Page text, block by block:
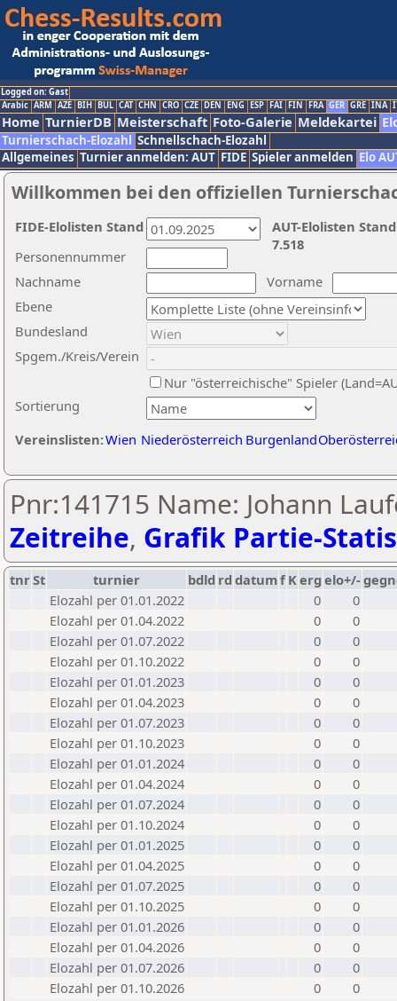
Logged on: Gast
Arabic ARM AZE BIH BUL CAT CHN CRO CZE DEN ENG ESP FAI FIN FRA GER GRE INA
Home TurnierDB Meisterschaft Foto-Galerie Meldekartei
Turnierschach-Elozahl Schnellschach-Elozahl
Allgemeines Turnier anmelden: AUT FIDE Spieler anmelden Elo
Willkommen bei den offiziellen
Nachname
Vorname
Ebene
Sortierung
Personennummer
Bundesland
Spgem./Kreis/Verein
Nur "österreichische" Spieler
Vereinslisten:Wien Niederösterreich Burgenland
AUT-Elolisten
7.518
FIDE-Elolisten Stand
Pnr:141715 Name: Johann
Zeitreihe, Grafik Partie-
tnrSt turnier bdld rd datumf Kerg elo+/-
Elozahl per 01.01.2022
0
0
Elozahl per 01.04.2022
0
0
Elozahl per 01.07.2022
0
0
Elozahl per 01.10.2022
0
0
Elozahl per 01.01.2023
0
0
Elozahl per 01.04.2023
0
0
Elozahl per 01.07.2023
0
0
Elozahl per 01.10.2023
0
0
Elozahl per 01.01.2024
0
0
Elozahl per 01.04.2024
0
0
Elozahl per 01.07.2024
0
0
Elozahl per 01.10.2024
0
0
Elozahl per 01.01.2025
0
0
Elozahl per 01.04.2025
0
0
Elozahl per 01.07.2025
0
0
Elozahl per 01.10.2025
0
0
Elozahl per 01.01.2026
0
0
Elozahl per 01.04.2026
0
0
Elozahl per 01.07.2026
0
0
Elozahl per 01.10.2026
0 0